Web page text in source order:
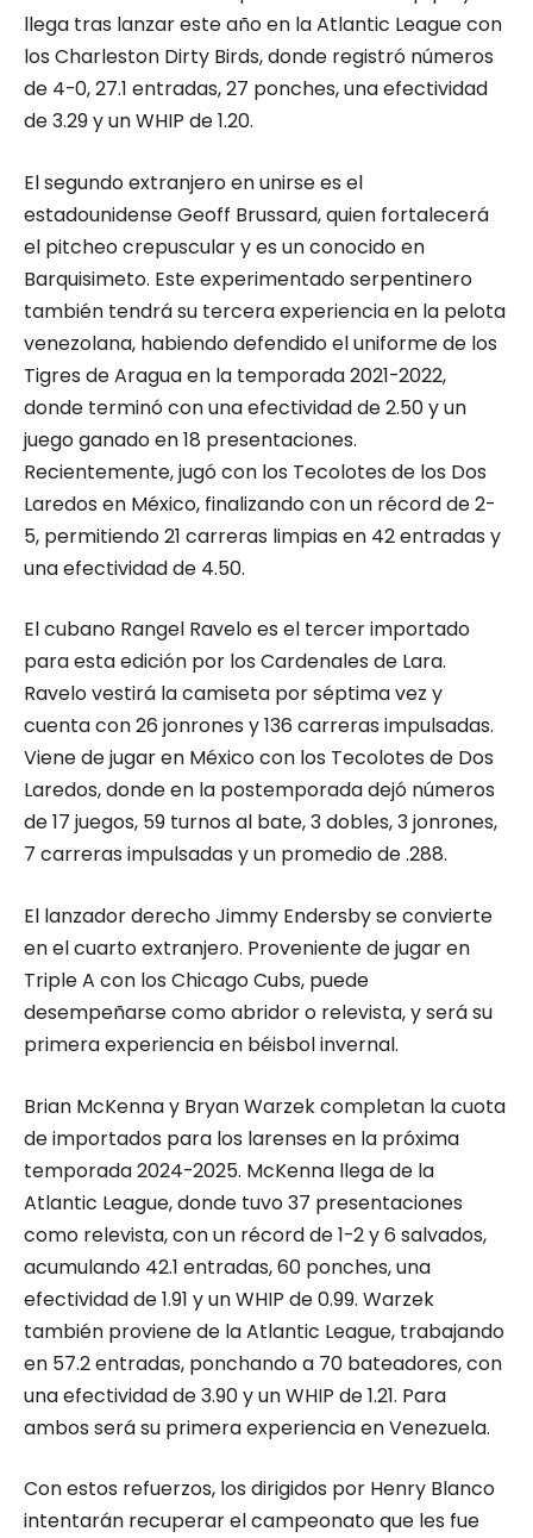
llega tras lanzar este año en la Atlantic League con
los Charleston Dirty Birds, donde registró números
de 4-0, 27.1 entradas, 27 ponches, una efectividad
de 3.29 y un WHIP de 1.20.
El segundo extranjero en unirse es el
estadounidense Geoff Brussard, quien fortalecerá
el pitcheo crepuscular y es un conocido en
Barquisimeto. Este experimentado serpentinero
también tendrá su tercera experiencia en la pelota
venezolana, habiendo defendido el uniforme de los
Tigres de Aragua en la temporada 2021-2022,
donde terminó con una efectividad de 2.50 y un
juego ganado en 18 presentaciones.
Recientemente, jugó con los Tecolotes de los Dos
Laredos en México, finalizando con un récord de 2-
5, permitiendo 21 carreras limpias en 42 entradas y
una efectividad de 4.50.
El cubano Rangel Ravelo es el tercer importado
para esta edición por los Cardenales de Lara.
Ravelo vestirá la camiseta por séptima vez y
cuenta con 26 jonrones y 136 carreras impulsadas.
Viene de jugar en México con los Tecolotes de Dos
Laredos, donde en la postemporada dejó números
de 17 juegos, 59 turnos al bate, 3 dobles, 3 jonrones,
7 carreras impulsadas y un promedio de .288.
El lanzador derecho Jimmy Endersby se convierte
en el cuarto extranjero. Proveniente de jugar en
Triple A con los Chicago Cubs, puede
desempeñarse como abridor o relevista, y será su
primera experiencia en béisbol invernal.
Brian McKenna y Bryan Warzek completan la cuota
de importados para los larenses en la próxima
temporada 2024-2025. McKenna llega de la
Atlantic League, donde tuvo 37 presentaciones
como relevista, con un récord de 1-2 y 6 salvados,
acumulando 42.1 entradas, 60 ponches, una
efectividad de 1.91 y un WHIP de 0.99. Warzek
también proviene de la Atlantic League, trabajando
en 57.2 entradas, ponchando a 70 bateadores, con
una efectividad de 3.90 y un WHIP de 1.21. Para
ambos será su primera experiencia en Venezuela.
Con estos refuerzos, los dirigidos por Henry Blanco
intentarán recuperar el campeonato que les fue